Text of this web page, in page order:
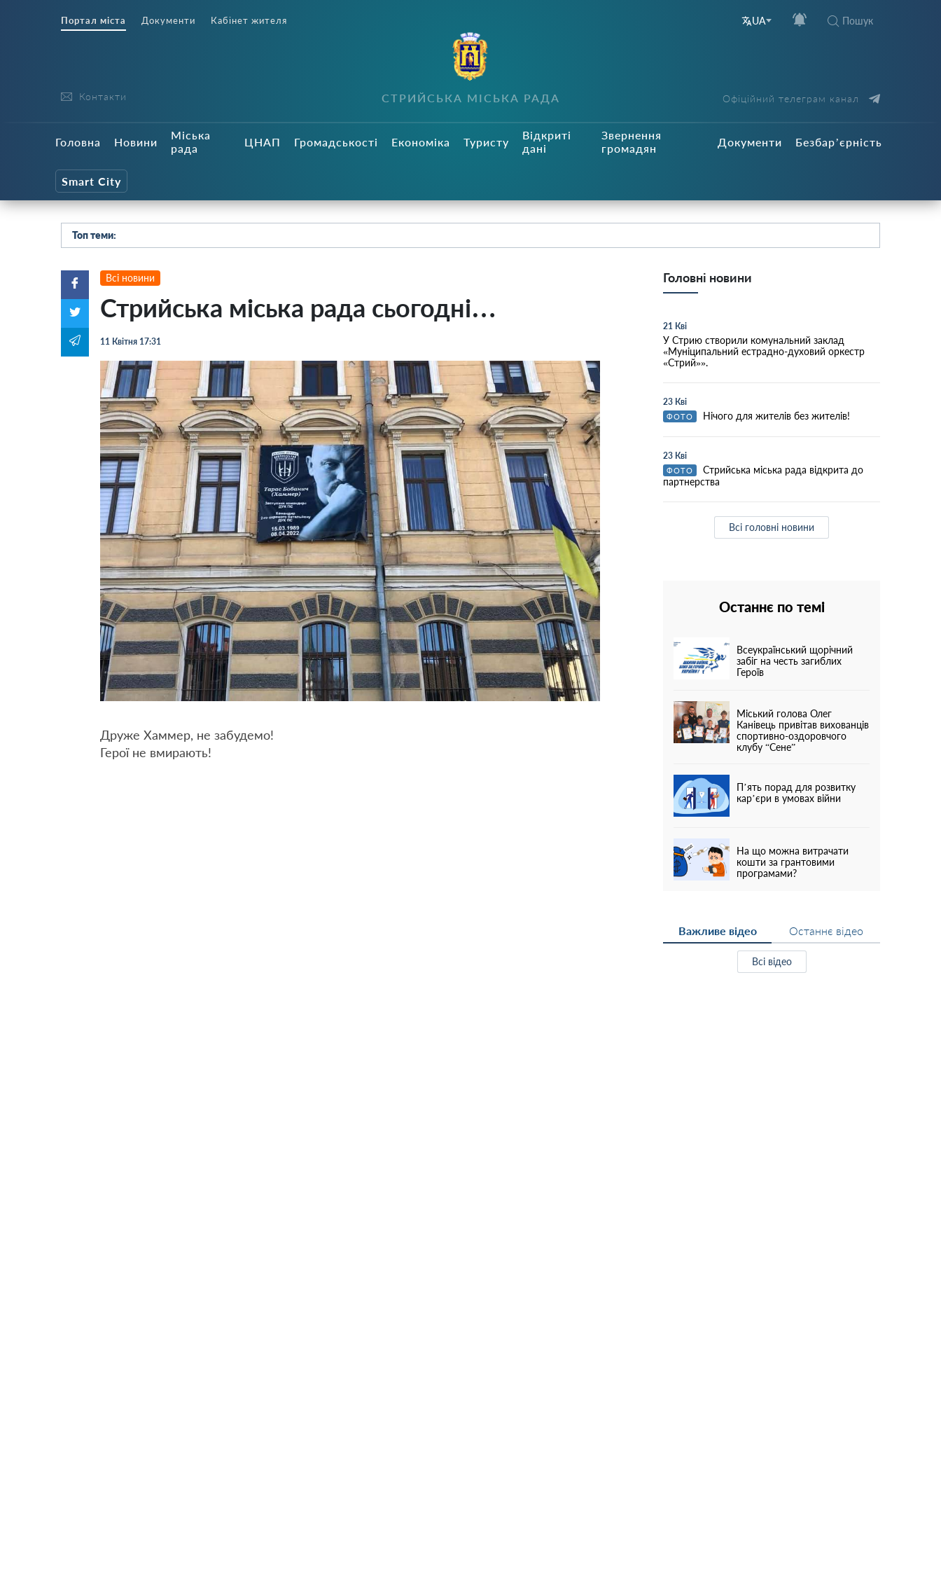
Портал міста Документи Кабінет жителя UA Пошук
Контакти СТРИЙСЬКА МІСЬКА РАДА Офіційний телеграм канал
Головна Новини
Міська
рада
ЦНАП Громадськості Економіка Туристу
Відкриті
дані
Звернення
громадян
Документи Безбар’єрність
Smart City
Топ теми:
Всі новини
Стрийська міська рада сьогодні…
11 Квітня 17:31
Друже Хаммер, не забудемо!
Герої не вмирають!
Головні новини
21 Кві
У Стрию створили комунальний заклад
«Муніципальний естрадно-духовий оркестр
«Стрий»».
23 Кві
ФОТО Нічого для жителів без жителів!
23 Кві
ФОТО
Стрийська міська рада відкрита до
партнерства
Всі головні новини
Останнє по темі
Всеукраїнський щорічний
забіг на честь загиблих
Героїв
Міський голова Олег
Канівець привітав вихованців
спортивно-оздоровчого
клубу “Сене”
П’ять порад для розвитку
кар’єри в умовах війни
На що можна витрачати
кошти за грантовими
програмами?
Важливе відео Останнє відео
Всі відео